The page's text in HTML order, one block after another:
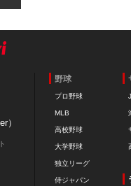
）
野球
プロ野球
MLB
高校野球
大学野球
独立リーグ
侍ジャパン